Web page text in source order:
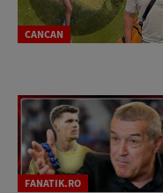
CANCAN
FANATIK.RO